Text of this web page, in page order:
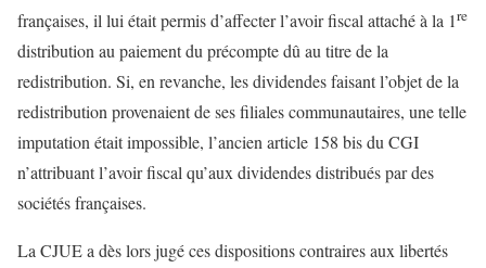
françaises, il lui était permis d’affecter l’avoir fiscal attaché à la 1re
distribution au paiement du précompte dû au titre de la
redistribution. Si, en revanche, les dividendes faisant l’objet de la
redistribution provenaient de ses filiales communautaires, une telle
imputation était impossible, l’ancien article 158 bis du CGI
n’attribuant l’avoir fiscal qu’aux dividendes distribués par des
sociétés françaises.
La CJUE a dès lors jugé ces dispositions contraires aux libertés